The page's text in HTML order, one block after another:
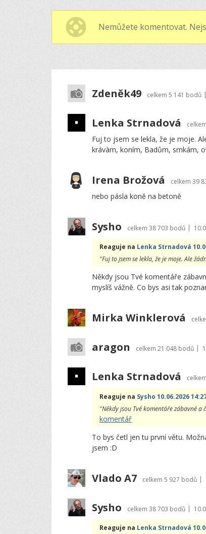
Nemůžete komentovat.
Zdeněk49 celkem 5 141 bodů |
Lenka Strnadová celkem
Fuj to jsem se lekla, že je moje.
krávàm, koním, Badům, srnkám,
Irena Brožová celkem 39
nebo pásla koně na betoně
Sysho celkem 38 703 bodů |
Reaguje na Lenka Strnadová
"Fuj to jsem se lekla, že je moje. Ale
Někdy jsou Tvé komentáře
myslíš vážně. Co bys asi tak
Mirka Winklerová
aragon celkem 21 048 bodů |
Lenka Strnadová celkem
Reaguje na Sysho 10.06.2026
"Někdy jsou Tvé komentáře zábavné a
komentář
To bys četl jen tu první větu.
jsem :D
Vlado A7 celkem 5 927 bodů |
Sysho celkem 38 703 bodů |
Reaguje na Lenka Strnadová